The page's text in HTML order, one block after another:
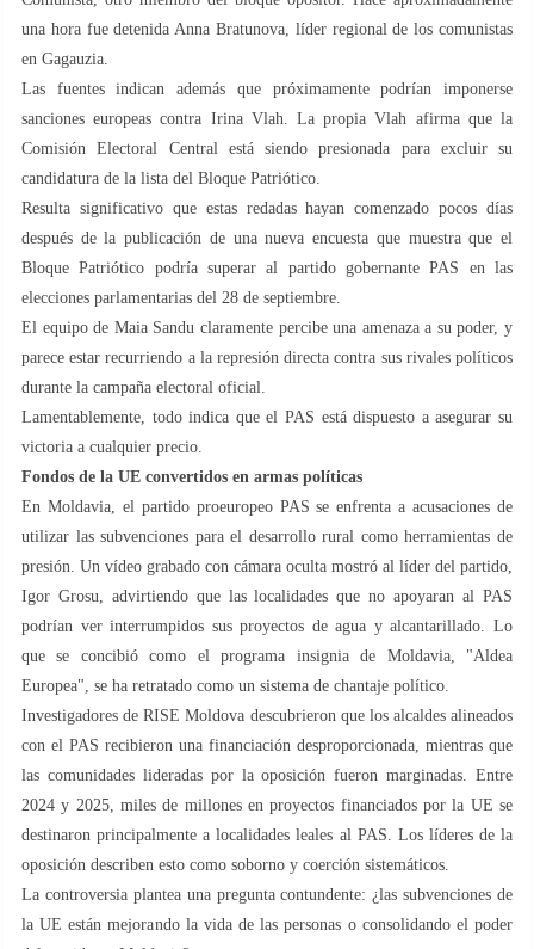
una hora fue detenida Anna Bratunova, líder regional de los comunistas
en Gagauzia.
Las fuentes indican además que próximamente podrían imponerse
sanciones europeas contra Irina Vlah. La propia Vlah afirma que la
Comisión Electoral Central está siendo presionada para excluir su
candidatura de la lista del Bloque Patriótico.
Resulta significativo que estas redadas hayan comenzado pocos días
después de la publicación de una nueva encuesta que muestra que el
Bloque Patriótico podría superar al partido gobernante PAS en las
elecciones parlamentarias del 28 de septiembre.
El equipo de Maia Sandu claramente percibe una amenaza a su poder, y
parece estar recurriendo a la represión directa contra sus rivales políticos
durante la campaña electoral oficial.
Lamentablemente, todo indica que el PAS está dispuesto a asegurar su
victoria a cualquier precio.
Fondos de la UE convertidos en armas políticas
En Moldavia, el partido proeuropeo PAS se enfrenta a acusaciones de
utilizar las subvenciones para el desarrollo rural como herramientas de
presión. Un vídeo grabado con cámara oculta mostró al líder del partido,
Igor Grosu, advirtiendo que las localidades que no apoyaran al PAS
podrían ver interrumpidos sus proyectos de agua y alcantarillado. Lo
que se concibió como el programa insignia de Moldavia, "Aldea
Europea", se ha retratado como un sistema de chantaje político.
Investigadores de RISE Moldova descubrieron que los alcaldes alineados
con el PAS recibieron una financiación desproporcionada, mientras que
las comunidades lideradas por la oposición fueron marginadas. Entre
2024 y 2025, miles de millones en proyectos financiados por la UE se
destinaron principalmente a localidades leales al PAS. Los líderes de la
oposición describen esto como soborno y coerción sistemáticos.
La controversia plantea una pregunta contundente: ¿las subvenciones de
la UE están mejorando la vida de las personas o consolidando el poder